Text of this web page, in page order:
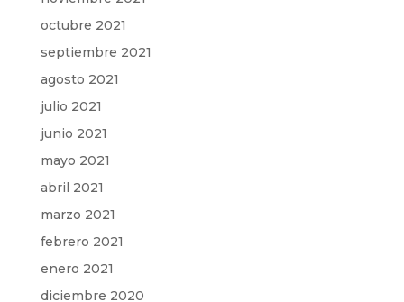
octubre 2021
septiembre 2021
agosto 2021
julio 2021
junio 2021
mayo 2021
abril 2021
marzo 2021
febrero 2021
enero 2021
diciembre 2020